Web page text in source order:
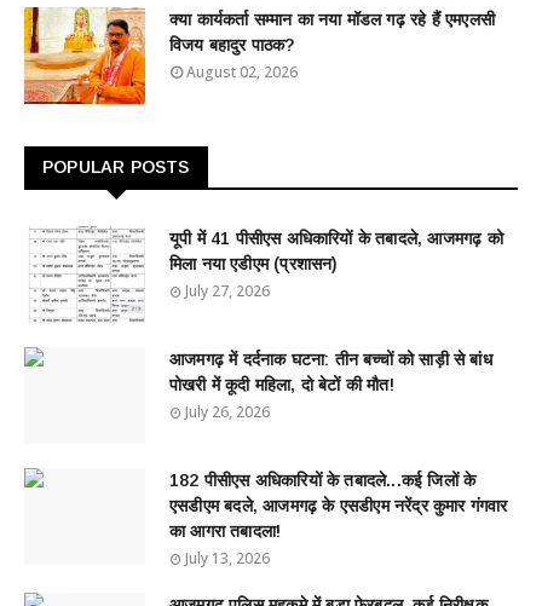
क्या कार्यकर्ता सम्मान का नया मॉडल गढ़ रहे हैं एमएलसी
विजय बहादुर पाठक?
August 02, 2026
POPULAR POSTS
यूपी में 41 पीसीएस अधिकारियों के तबादले, आजमगढ़ को
मिला नया एडीएम (प्रशासन)
July 27, 2026
आजमगढ़ में दर्दनाक घटना: तीन बच्चों को साड़ी से बांध
पोखरी में कूदी महिला, दो बेटों की मौत!
July 26, 2026
182 पीसीएस अधिकारियों के तबादले...कई जिलों के
एसडीएम बदले, आजमगढ़ के एसडीएम नरेंद्र कुमार गंगवार
का आगरा तबादला!
July 13, 2026